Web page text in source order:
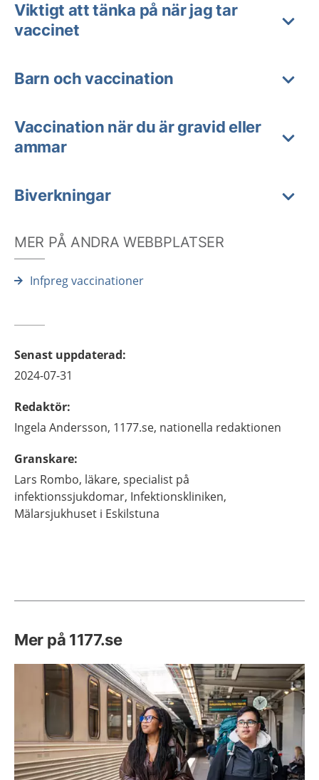
Viktigt att tänka på när jag tar
vaccinet
Barn och vaccination
Vaccination när du är gravid eller
ammar
Biverkningar
MER PÅ ANDRA WEBBPLATSER
Infpreg vaccinationer
Senast uppdaterad:
2024-07-31
Redaktör:
Ingela Andersson, 1177.se, nationella redaktionen
Granskare:
Lars Rombo, läkare, specialist på
infektionssjukdomar, Infektionskliniken,
Mälarsjukhuset i Eskilstuna
Mer på 1177.se